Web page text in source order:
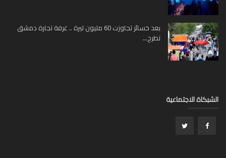
بعد خسائر تجاوزت 60 مليون ليرة .. غرفة تجارة دمشق
تطرح...
الاجتماعية